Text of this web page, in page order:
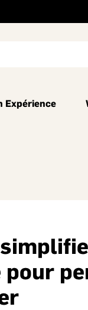
Expérience
pour